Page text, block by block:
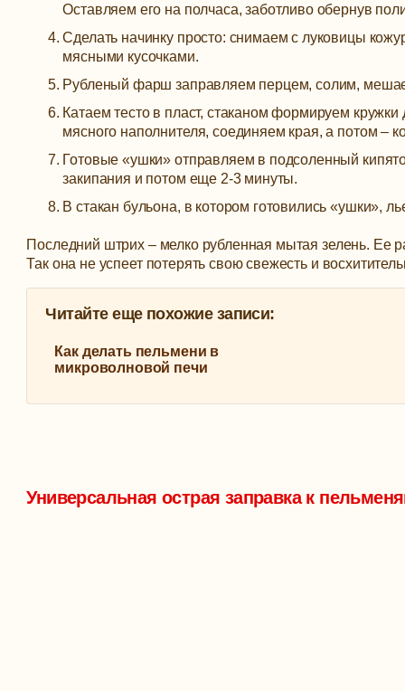
Оставляем его на полчаса, заботливо обернув
Сделать начинку просто: снимаем с луковицы
мясными кусочками.
Рубленый фарш заправляем перцем, солим,
Катаем тесто в пласт, стаканом формируем
мясного наполнителя, соединяем края, а потом –
Готовые «ушки» отправляем в подсоленный
закипания и потом еще 2-3 минуты.
В стакан бульона, в котором готовились «ушки»,
Последний штрих – мелко рубленная мытая зелень. Ее
Так она не успеет потерять свою свежесть и
Читайте еще похожие записи:
Как делать пельмени в
микроволновой печи
Универсальная острая заправка к